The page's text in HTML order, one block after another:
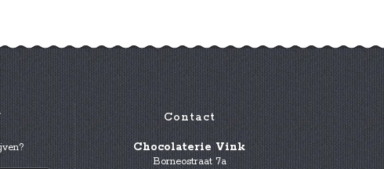
Contact
Chocolaterie Vink
Borneostraat 7a